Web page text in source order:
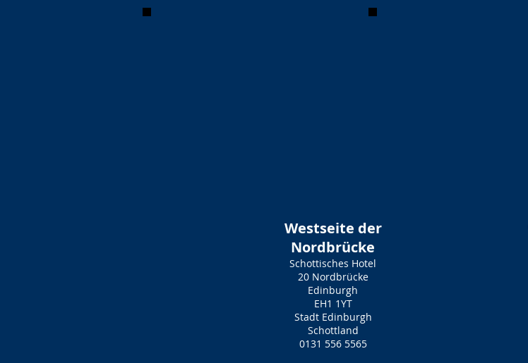
Westseite der
Nordbrücke
Schottisches Hotel
20 Nordbrücke
Edinburgh
EH1 1YT
Stadt Edinburgh
Schottland
0131 556 5565